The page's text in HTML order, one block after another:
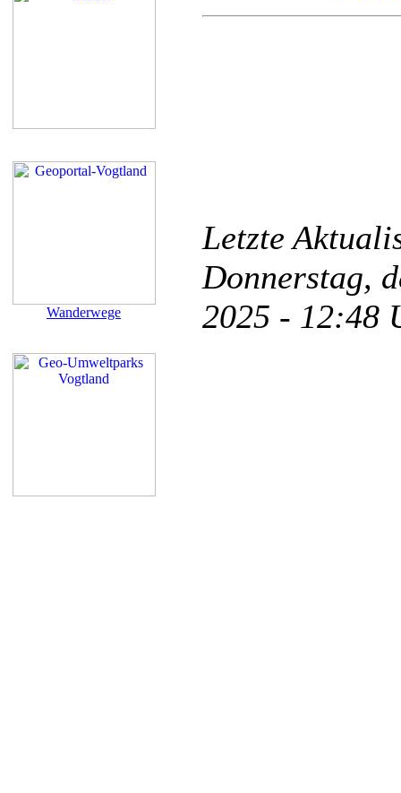
Wanderwege
Letzte
Donnerstag,
2025 -